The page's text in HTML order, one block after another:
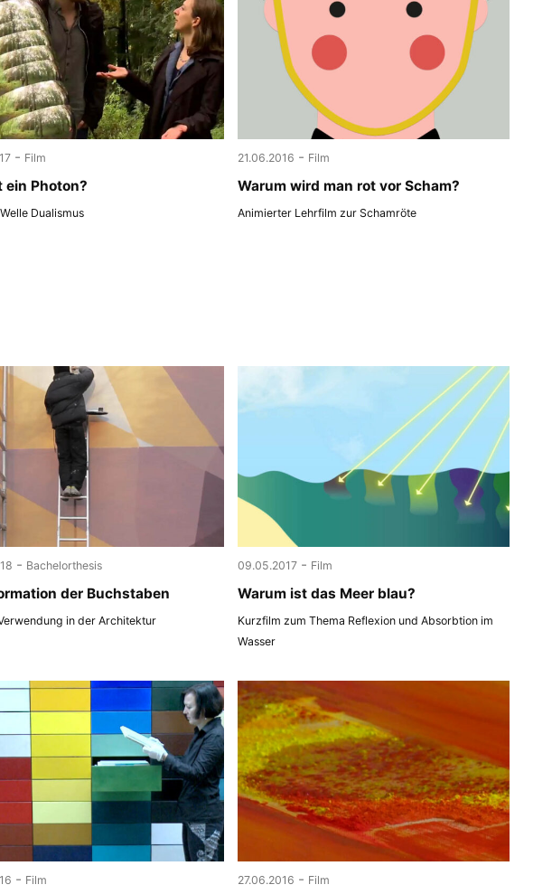
- Film
ein Photon?
Dualismus
21.06.2016 - Film
Warum wird man rot vor Scham?
Animierter Lehrfilm zur Schamröte
- Bachelorthesis
der Buchstaben
in der Architektur
09.05.2017 - Film
Warum ist das Meer blau?
Kurzfilm zum Thema Reflexion und Absorbtion im
Wasser
- Film 27.06.2016 - Film